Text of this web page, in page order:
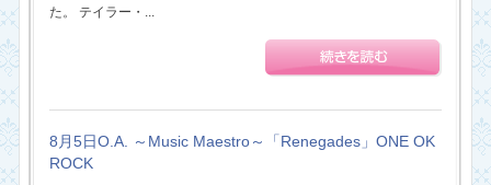
た。 テイラー・...
8月5日O.A. ～Music Maestro～「Renegades」ONE OK
ROCK